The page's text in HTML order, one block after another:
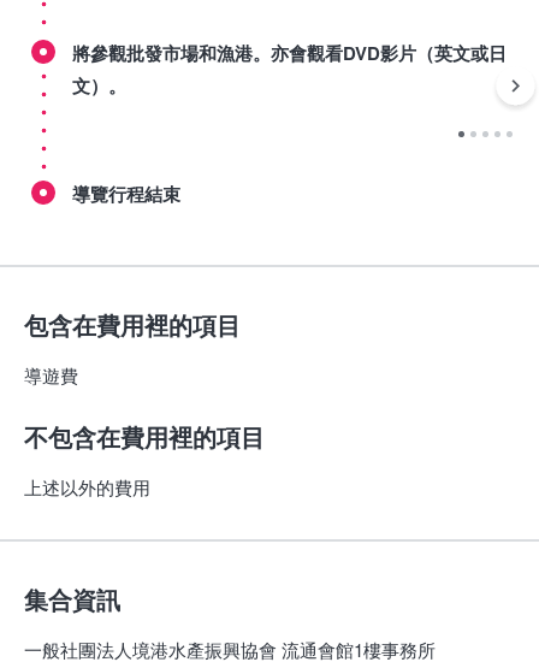
將參觀批發市場和漁港。亦會觀看DVD影片（英文或日
文）。
導覽行程結束
包含在費用裡的項目
導遊費
不包含在費用裡的項目
上述以外的費用
集合資訊
一般社團法人境港水產振興協會 流通會館1樓事務所